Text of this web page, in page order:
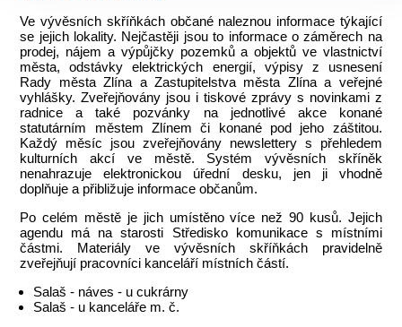
Ve vývěsních skříňkách občané naleznou informace týkající
se jejich lokality. Nejčastěji jsou to informace o záměrech na
prodej, nájem a výpůjčky pozemků a objektů ve vlastnictví
města, odstávky elektrických energií, výpisy z usnesení
Rady města Zlína a Zastupitelstva města Zlína a veřejné
vyhlášky. Zveřejňovány jsou i tiskové zprávy s novinkami z
radnice a také pozvánky na jednotlivé akce konané
statutárním městem Zlínem či konané pod jeho záštitou.
Každý měsíc jsou zveřejňovány newslettery s přehledem
kulturních akcí ve městě. Systém vývěsních skříněk
nenahrazuje elektronickou úřední desku, jen ji vhodně
doplňuje a přibližuje informace občanům.
Po celém městě je jich umístěno více než 90 kusů. Jejich
agendu má na starosti Středisko komunikace s místními
částmi. Materiály ve vývěsních skříňkách pravidelně
zveřejňují pracovníci kanceláří místních částí.
Salaš - náves - u cukrárny
Salaš - u kanceláře m. č.